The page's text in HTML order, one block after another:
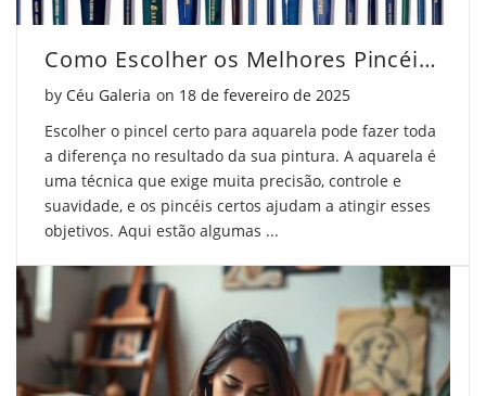
Como Escolher os Melhores Pincéis para Aquarela
by Céu Galeria on Posted on
18 de fevereiro de 2025
Escolher o pincel certo para aquarela pode fazer toda
a diferença no resultado da sua pintura. A aquarela é
uma técnica que exige muita precisão, controle e
suavidade, e os pincéis certos ajudam a atingir esses
objetivos. Aqui estão algumas ...